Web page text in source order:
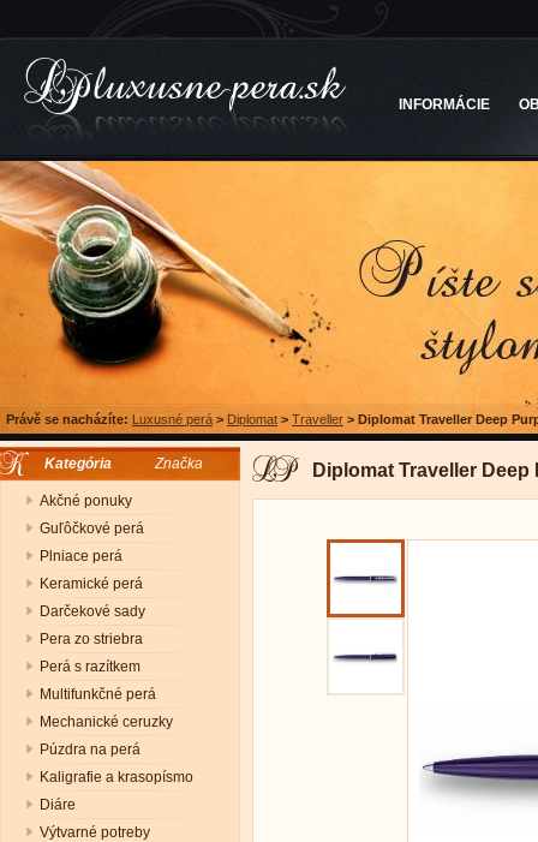
INFORMÁCIE
Právě se nacházíte: Luxusné perá > Diplomat > Traveller > Diplomat Traveller Deep
Kategória Značka
Akčné ponuky
Guľôčkové perá
Plniace perá
Keramické perá
Darčekové sady
Pera zo striebra
Perá s razítkem
Multifunkčné perá
Mechanické ceruzky
Púzdra na perá
Kaligrafie a krasopísmo
Diáre
Výtvarné potreby
Diplomat Traveller